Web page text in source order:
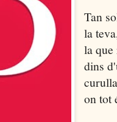
Tan
la
la
dins
on tot